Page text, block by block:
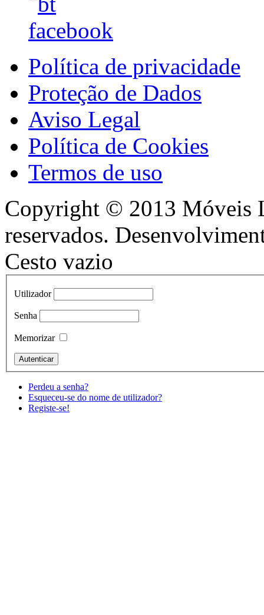
Política de privacidade
Proteção de Dados
Aviso Legal
Política de Cookies
Termos de uso
Copyright © 2013 Móveis
reservados.
Cesto vazio
Utilizador
Senha
Memorizar
Perdeu a senha?
Esqueceu-se do nome de utilizador?
Registe-se!